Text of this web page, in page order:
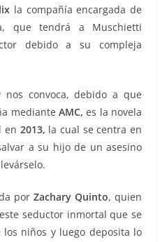
la compañía encargada de
que tendrá a Muschietti
debido a su compleja
convoca, debido a que
mediante AMC, es la novela
en 2013, la cual se centra en
a su hijo de un asesino
por Zachary Quinto, quien
seductor inmortal que se
niños y luego deposita lo